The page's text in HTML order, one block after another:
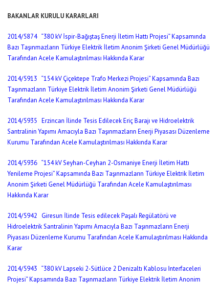
BAKANLAR KURULU KARARLARI
2014/5874 “380 kV İspir-Bağıştaş Enerji İletim Hattı Projesi” Kapsamında
Bazı Taşınmazların Türkiye Elektrik İletim Anonim Şirketi Genel Müdürlüğü
Tarafından Acele Kamulaştırılması Hakkında Karar
2014/5913 “154 kV Çiçektepe Trafo Merkezi Projesi” Kapsamında Bazı
Taşınmazların Türkiye Elektrik İletim Anonim Şirketi Genel Müdürlüğü
Tarafından Acele Kamulaştırılması Hakkında Karar
2014/5935 Erzincan İlinde Tesis Edilecek Eriç Barajı ve Hidroelektrik
Santralinin Yapımı Amacıyla Bazı Taşınmazların Enerji Piyasası Düzenleme
Kurumu Tarafından Acele Kamulaştırılması Hakkında Karar
2014/5936 “154 kV Seyhan-Ceyhan 2-Osmaniye Enerji İletim Hattı
Yenileme Projesi” Kapsamında Bazı Taşınmazların Türkiye Elektrik İletim
Anonim Şirketi Genel Müdürlüğü Tarafından Acele Kamulaştırılması
Hakkında Karar
2014/5942 Giresun İlinde Tesis edilecek Paşalı Regülatörü ve
Hidroelektrik Santralinin Yapımı Amacıyla Bazı Taşınmazların Enerji
Piyasası Düzenleme Kurumu Tarafından Acele Kamulaştırılması Hakkında
Karar
2014/5943 “380 kV Lapseki 2-Sütlüce 2 Denizaltı Kablosu Interfaceleri
Projesi” Kapsamında Bazı Taşınmazların Türkiye Elektrik İletim Anonim